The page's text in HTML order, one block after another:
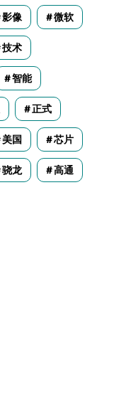
影像 微软
技术
智能
正式
美国 芯片
骁龙 高通